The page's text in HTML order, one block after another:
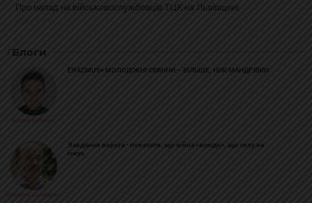
Про напад на військовослужбовців ТЦК на Львівщині
Блоги
Богдан Козійчук
ERAZMUS+ МОЛОДІЖНІ ОБМІНИ – БІЛЬШЕ, НІЖ МАНДРІВКИ
Михайло Цимбалюк
Завдання ворога - показати, що війна «всюди», що тилу не
існує